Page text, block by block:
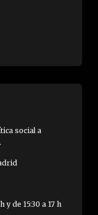
social a
y de 15:30 a 17 h